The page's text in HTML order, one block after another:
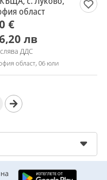
област
€
лв
ДДС
област, 06 юли